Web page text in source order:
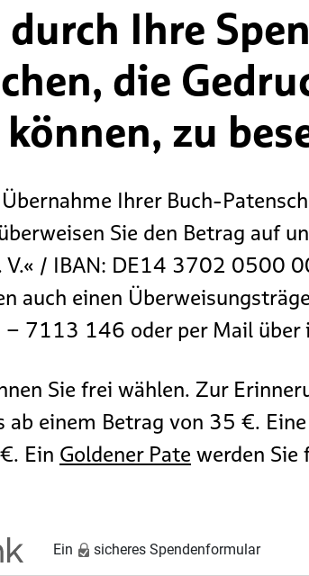
Ihre
die
können, zu
Ihrer Buch-
Sie den Betrag auf
V.« / IBAN: DE14 3702 0500
auch einen
7113 146 oder per Mail über
Sie frei wählen. Zur
ab einem Betrag von 35 €. Eine
Ein Goldener Pate werden